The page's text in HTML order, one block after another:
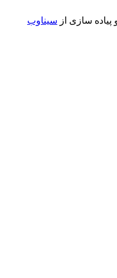
سازی از سیناوب